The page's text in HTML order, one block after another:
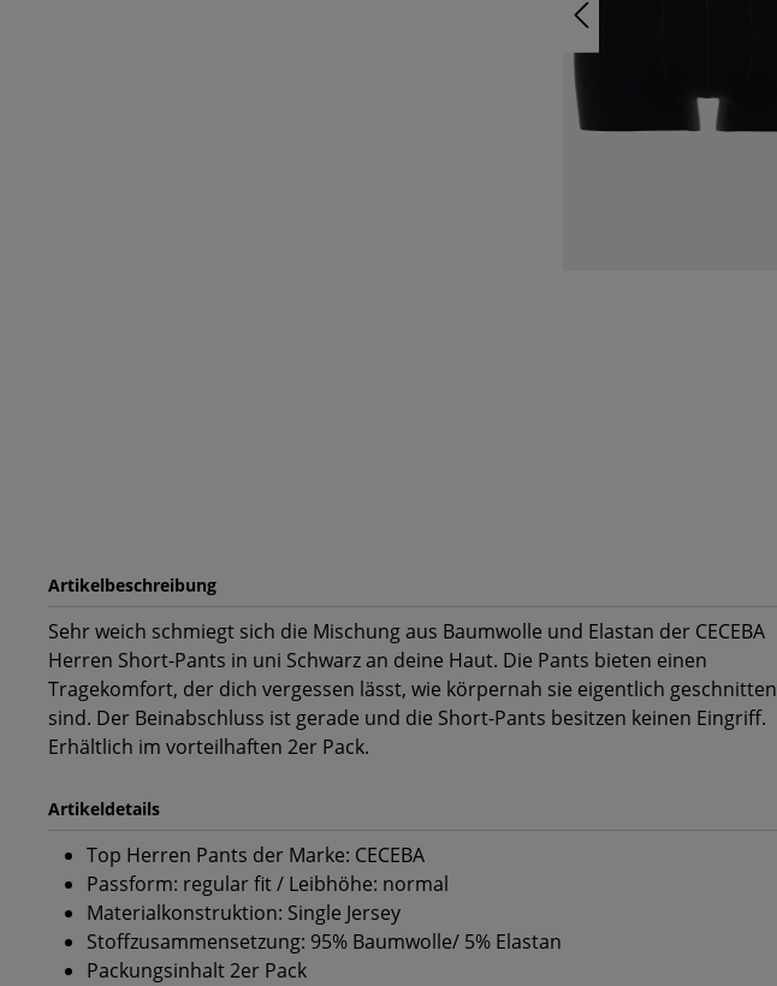
Artikelbeschreibung
Sehr weich schmiegt sich die Mischung aus Baumwolle und Elastan der CECEBA
Herren Short-Pants in uni Schwarz an deine Haut. Die Pants bieten einen
Tragekomfort, der dich vergessen lässt, wie körpernah sie eigentlich geschnitten
sind. Der Beinabschluss ist gerade und die Short-Pants besitzen keinen Eingriff.
Erhältlich im vorteilhaften 2er Pack.
Artikeldetails
Top Herren Pants der Marke: CECEBA
Passform: regular fit / Leibhöhe: normal
Materialkonstruktion: Single Jersey
Stoffzusammensetzung: 95% Baumwolle/ 5% Elastan
Packungsinhalt 2er Pack